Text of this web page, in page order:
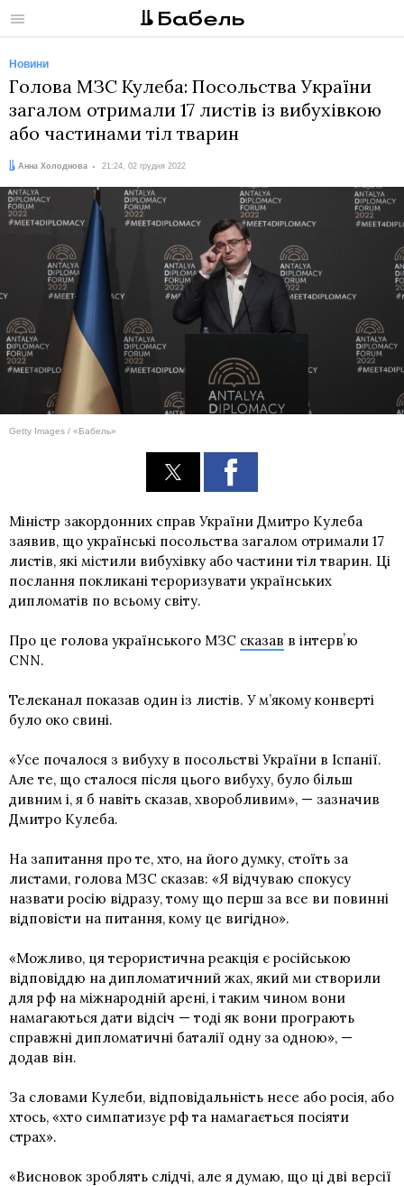
Меню
Новини
Голова МЗС Кулеба: Посольства України
загалом отримали 17 листів із вибухівкою
або частинами тіл тварин
Автор:
Анна Холоднова
Дата: 21:24, 02 грудня 2022
Getty Images / «Бабель»
Міністр закордонних справ України Дмитро Кулеба
заявив, що українські посольства загалом отримали 17
листів, які містили вибухівку або частини тіл тварин. Ці
послання покликані тероризувати українських
дипломатів по всьому світу.
Про це голова українського МЗС сказав в інтервʼю
CNN.
Телеканал показав один із листів. У м’якому конверті
було око свині.
«Усе почалося з вибуху в посольстві України в Іспанії.
Але те, що сталося після цього вибуху, було більш
дивним і, я б навіть сказав, хворобливим», — зазначив
Дмитро Кулеба.
На запитання про те, хто, на його думку, стоїть за
листами, голова МЗС сказав: «Я відчуваю спокусу
назвати росію відразу, тому що перш за все ви повинні
відповісти на питання, кому це вигідно».
«Можливо, ця терористична реакція є російською
відповіддю на дипломатичний жах, який ми створили
для рф на міжнародній арені, і таким чином вони
намагаються дати відсіч — тоді як вони програють
справжні дипломатичні баталії одну за одною», —
додав він.
За словами Кулеби, відповідальність несе або росія, або
хтось, «хто симпатизує рф та намагається посіяти
страх».
«Висновок зроблять слідчі, але я думаю, що ці дві версії